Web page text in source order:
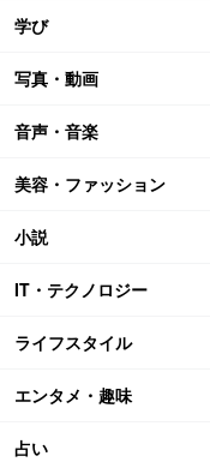
学び
写真・動画
音声・音楽
美容・ファッション
小説
IT・テクノロジー
ライフスタイル
エンタメ・趣味
占い